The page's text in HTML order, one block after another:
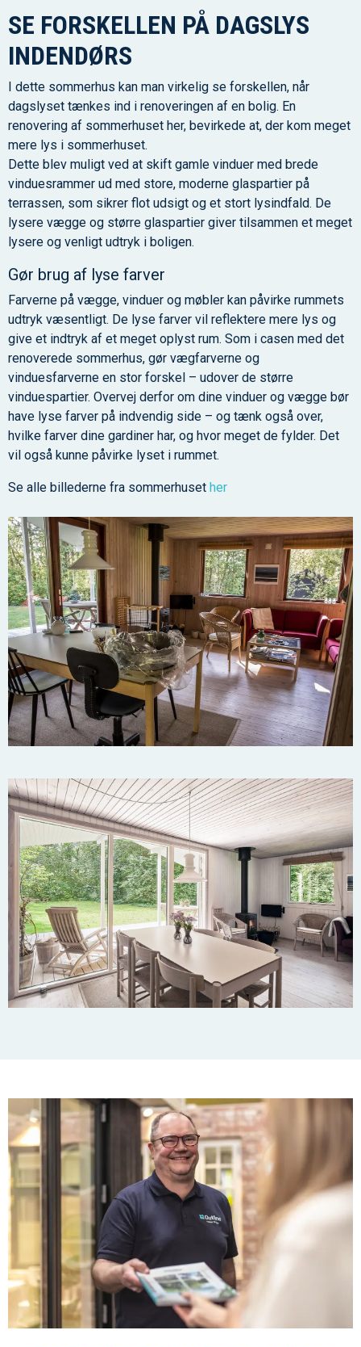
SE FORSKELLEN PÅ DAGSLYS
INDENDØRS
I dette sommerhus kan man virkelig se forskellen, når
dagslyset tænkes ind i renoveringen af en bolig. En
renovering af sommerhuset her, bevirkede at, der kom meget
mere lys i sommerhuset.
Dette blev muligt ved at skift gamle vinduer med brede
vinduesrammer ud med store, moderne glaspartier på
terrassen, som sikrer flot udsigt og et stort lysindfald. De
lysere vægge og større glaspartier giver tilsammen et meget
lysere og venligt udtryk i boligen.
Gør brug af lyse farver
Farverne på vægge, vinduer og møbler kan påvirke rummets
udtryk væsentligt. De lyse farver vil reflektere mere lys og
give et indtryk af et meget oplyst rum. Som i casen med det
renoverede sommerhus, gør vægfarverne og
vinduesfarverne en stor forskel – udover de større
vinduespartier. Overvej derfor om dine vinduer og vægge bør
have lyse farver på indvendig side – og tænk også over,
hvilke farver dine gardiner har, og hvor meget de fylder. Det
vil også kunne påvirke lyset i rummet.
Se alle billederne fra sommerhuset her